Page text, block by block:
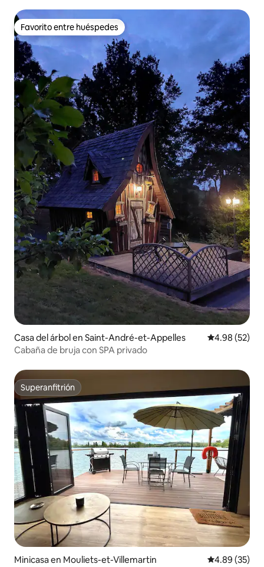
Favorito entre huéspedes
Favorito entre huéspedes
Casa del árbol en Saint-André-et-Appelles Calificación
4.98 (52)
Cabaña de bruja con SPA privado
Superanfitrión
Superanfitrión
Minicasa en Mouliets-et-Villemartin Calificación
4.89 (35)